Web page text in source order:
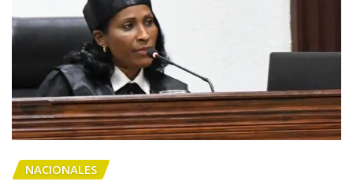
NACIONALES